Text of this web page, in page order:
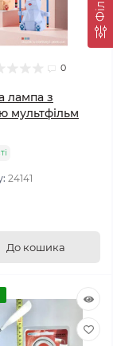
0
лампа з
мультфільм
24141
До кошика